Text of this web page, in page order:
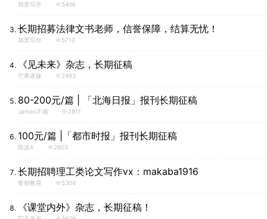
旭景写作 5406
长期招募法律文书老师，信誉保障，结算无忧！
旭景写作 5710
《见未来》杂志，长期征稿
芒果表妹 2493
80-200元/篇 | 「北海日报」报刊长期征稿
James不服 2811
100元/篇 |「都市时报」报刊长期征稿
陈波a 2603
长期招聘理工类论文写作vx：makaba1916
誉创教育 5304
《课堂内外》杂志，长期征稿！